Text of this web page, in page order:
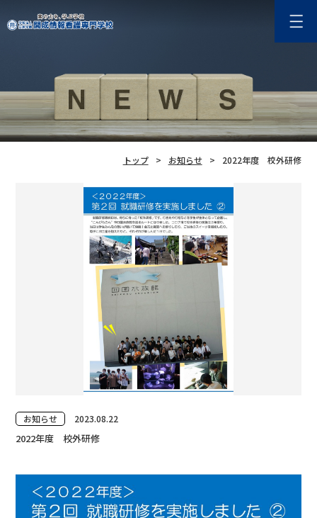
トップ お知らせ 2022年度 校外研修
お知らせ 2023.08.22
2022年度 校外研修